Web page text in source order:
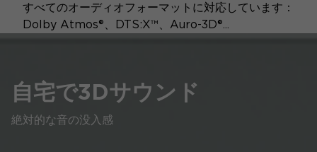
すべてのオーディオフォーマットに対応しています：
Dolby Atmos®、DTS:X™、Auro-3D®...
自宅で3Dサウンド
絶対的な音の没入感